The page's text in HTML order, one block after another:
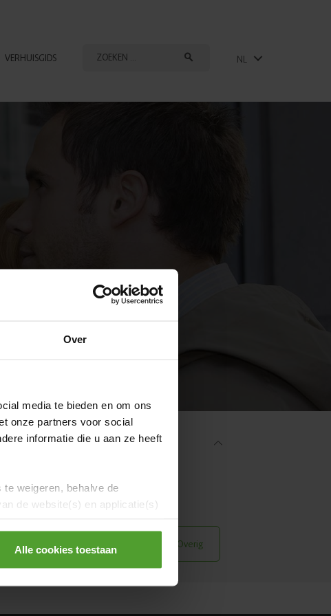
Over
media te bieden en om ons
onze partners voor social
informatie die u aan ze heeft
weigeren, behalve de
de website(s) en applicatie(s)
Alle cookies toestaan
VERHUISGIDS NL
Evenementen
Samenwonen Overig